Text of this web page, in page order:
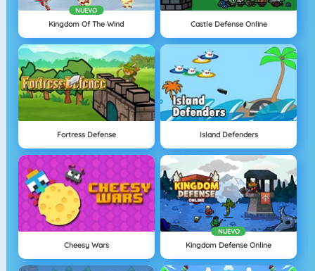
NUEVO
Kingdom Of The Wind Castle Defense Online
Fortress Defense Island Defenders
Cheesy Wars
NUEVO
Kingdom Defense Online